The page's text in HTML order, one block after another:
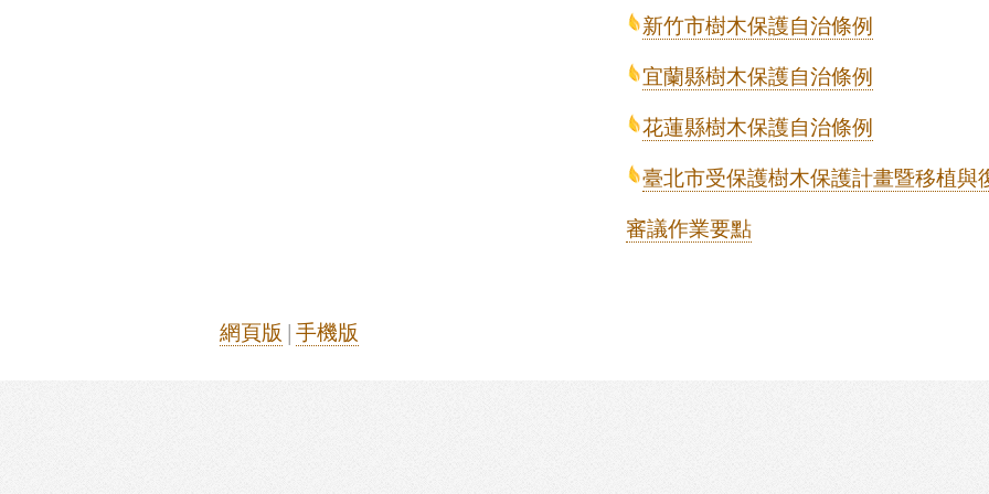
新竹市樹木保護自治條例
宜蘭縣樹木保護自治條例
花蓮縣樹木保護自治條例
臺北市受保護樹木保護計畫暨移植與
審議作業要點
網頁版 | 手機版